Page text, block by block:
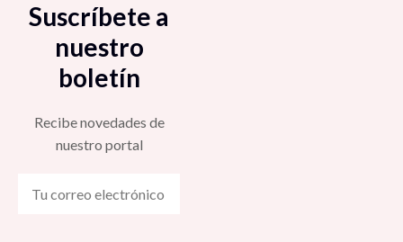
Suscríbete a
nuestro
boletín
Recibe novedades de
nuestro portal